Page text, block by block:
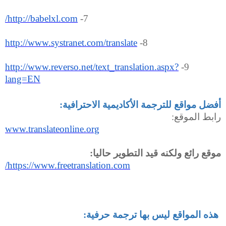
7-
http://babelxl.com/
8-
http://www.systranet.com/translate
9-
http://www.reverso.net/text_translation.aspx?
lang=EN
أفضل مواقع للترجمة الأكاديمية الاحترافية:
رابط الموقع:
www.translateonline.org
موقع رائع ولكنه قيد التطوير حاليا:
https://www.freetranslation.com/
هذه المواقع ليس بها ترجمة حرفية: